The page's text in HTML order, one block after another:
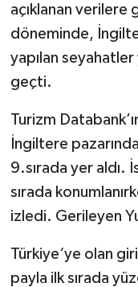
açıklanan verilere
döneminde,
yapılan
geçti.
Turizm
İngiltere
9.sırada yer aldı.
sırada
izledi. Gerileyen
Türkiye‘ye olan
payla ilk sırada